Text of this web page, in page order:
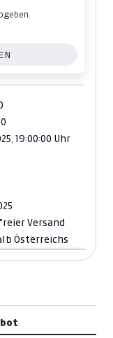
19:00:00 Uhr
Versand
Österreichs